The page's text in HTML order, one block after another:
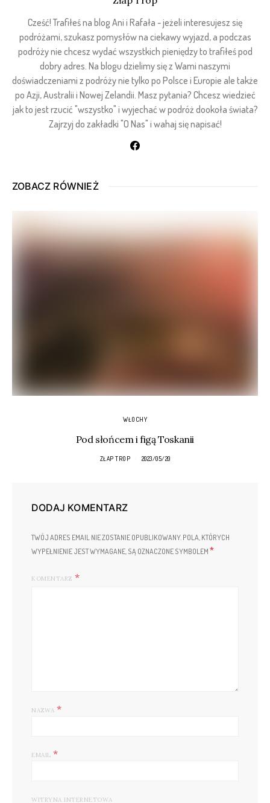
Cześć! Trafiłeś na blog Ani i Rafała - jeżeli interesujesz się
podróżami, szukasz pomysłów na ciekawy wyjazd, a podczas
podróży nie chcesz wydać wszystkich pieniędzy to trafiłeś pod
dobry adres. Na blogu dzielimy się z Wami naszymi
doświadczeniami z podróży nie tylko po Polsce i Europie ale także
po Azji, Australii i Nowej Zelandii. Masz pytania? Chcesz wiedzieć
jak to jest rzucić "wszystko" i wyjechać w podróż dookoła świata?
Zajrzyj do zakładki "O Nas" i wahaj się napisać!
ZOBACZ RÓWNIEŻ
WŁOCHY
Pod słońcem i figą Toskanii
ZŁAP TROP 2023/05/20
DODAJ KOMENTARZ
TWÓJ ADRES EMAIL NIE ZOSTANIE OPUBLIKOWANY. POLA, KTÓRYCH
WYPEŁNIENIE JEST WYMAGANE, SĄ OZNACZONE SYMBOLEM *
KOMENTARZ
NAZWA *
EMAIL *
WITRYNA INTERNETOWA